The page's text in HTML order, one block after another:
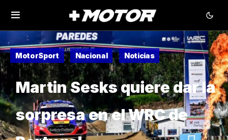
MotorSport Nacional Noticias
Martin Sesks quiere dar la
sorpresa en el WRC de